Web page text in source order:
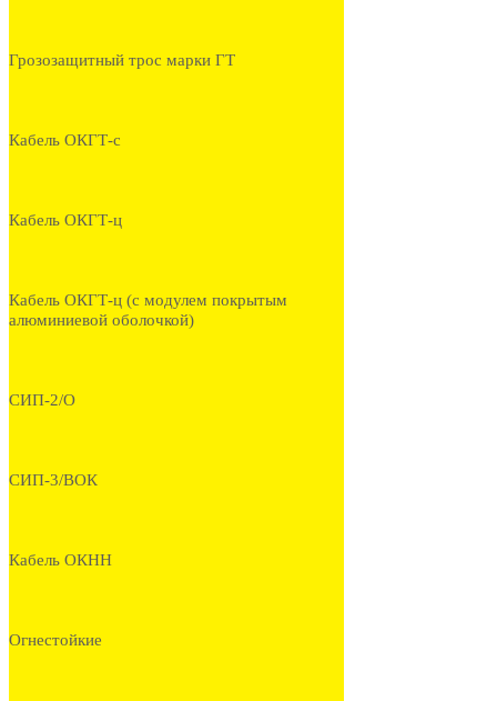
Грозозащитный трос марки ГТ
Кабель ОКГТ-с
Кабель ОКГТ-ц
Кабель ОКГТ-ц (с модулем покрытым
алюминиевой оболочкой)
СИП-2/О
СИП-3/ВОК
Кабель ОКНН
Огнестойкие